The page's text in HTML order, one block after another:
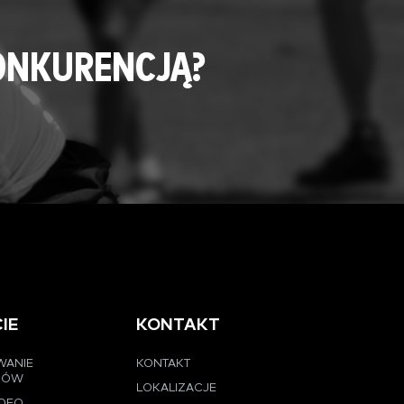
KONTAKT
KONTAKT
LOKALIZACJE